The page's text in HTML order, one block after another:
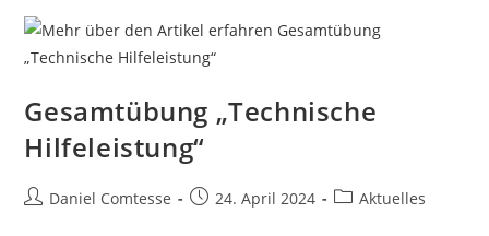
Gesamtübung „Technische
Hilfeleistung“
Beitrags-
Daniel Comtesse
Beitrag24. April 2024
Beitrags-
Aktuelles